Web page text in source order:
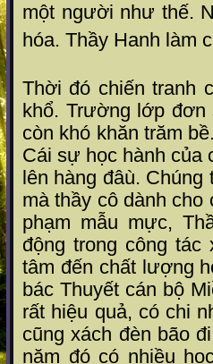
một người như thế.
hóa. Thầy Hanh làm
Thời đó chiến tranh
khổ. Trường lớp đơn
còn khó khăn trăm
Cái sự học hành của
lên hàng đâù.
mà thầy cô dành
phạm mẫu mực,
động trong công tác
tâm đến chất lượng
bác Thuyết cán bộ
rất hiệu quả, có chi
cũng xách đèn bão
năm đó có nhiều